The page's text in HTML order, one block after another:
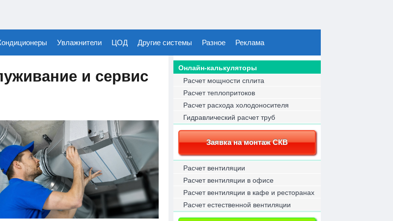
Увлажнители ЦОД Другие системы Разное Реклама
и сервис
Онлайн-калькуляторы
Расчет мощности сплита
Расчет теплопритоков
Расчет расхода холодоносителя
Гидравлический расчет труб
Заявка на монтаж СКВ
Расчет вентиляции
Расчет вентиляции в офисе
Расчет вентиляции в кафе и ресторанах
Расчет естественной вентиляции